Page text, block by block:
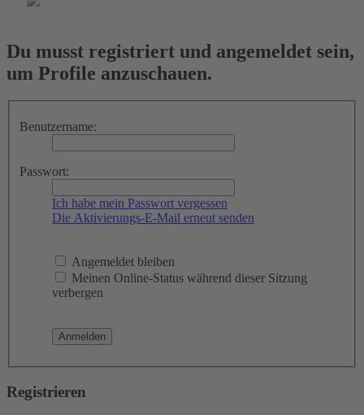
Du musst registriert und angemeldet sein,
um Profile anzuschauen.
Benutzername:
Passwort:
Ich habe mein Passwort vergessen
Die Aktivierungs-E-Mail erneut senden
Angemeldet bleiben
Meinen Online-Status während dieser Sitzung
verbergen
Registrieren